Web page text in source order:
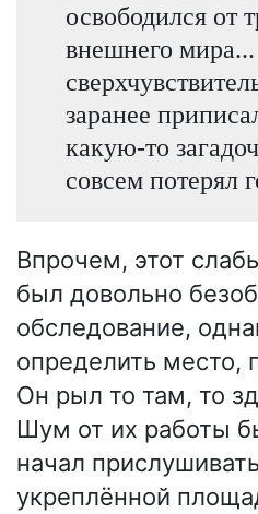
освободился от
внешнего мира...
заранее
какую-то
совсем потерял
Впрочем, этот
был довольно
обследование,
определить место,
Он рыл то там, то
Шум от их работы
начал
укреплённой